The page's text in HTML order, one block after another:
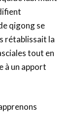
qigong se
rétablissait la
tout en
à un apport